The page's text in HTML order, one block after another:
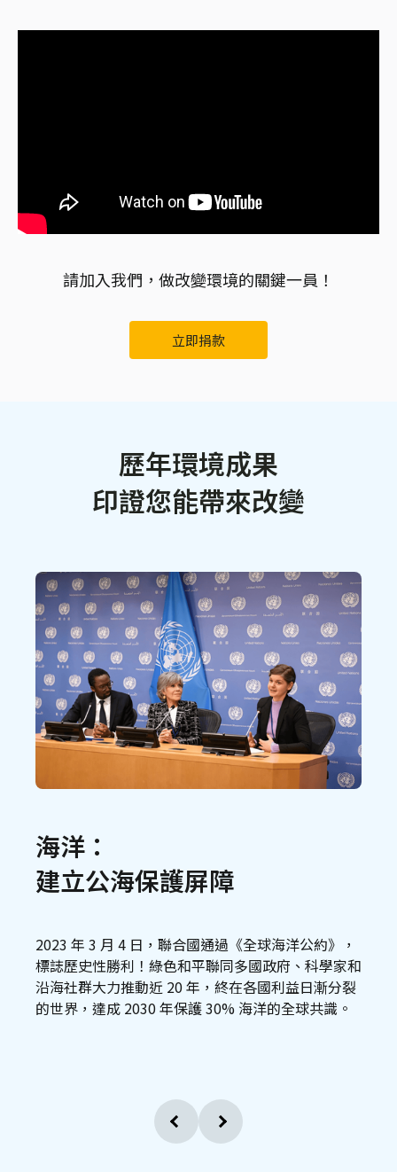
請加入我們，做改變環境的關鍵一員！
立即捐款
歷年環境成果
印證您能帶來改變
海洋：
建立公海保護屏障
2023 年 3 月 4 日，聯合國通過《全球海洋公約》，
標誌歷史性勝利！綠色和平聯同多國政府、科學家和
沿海社群大力推動近 20 年，終在各國利益日漸分裂
的世界，達成 2030 年保護 30% 海洋的全球共識。